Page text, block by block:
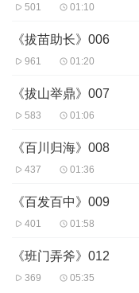
501 01:10
《拔苗助长》006
961 01:20
《拔山举鼎》007
583 01:06
《百川归海》008
437 01:36
《百发百中》009
401 01:58
《班门弄斧》012
369 05:35